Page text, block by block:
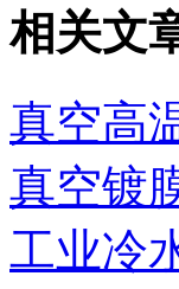
相关文
真空高
真空镀
工业冷